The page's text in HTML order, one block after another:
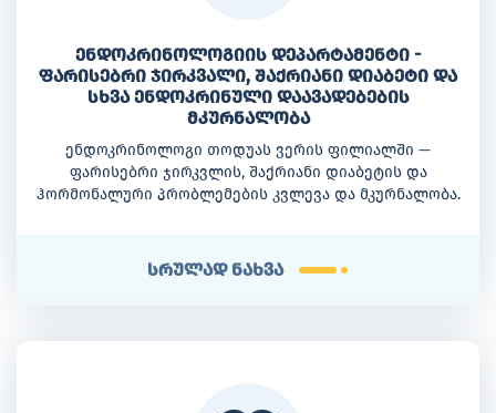
ენდოკრინოლოგიის დეპარტამენტი -
ფარისებრი ჯირკვალი, შაქრიანი დიაბეტი და
სხვა ენდოკრინული დაავადებების
მკურნალობა
ენდოკრინოლოგი თოდუას ვერის ფილიალში —
ფარისებრი ჯირკვლის, შაქრიანი დიაბეტის და
ჰორმონალური პრობლემების კვლევა და მკურნალობა.
სრულად ნახვა